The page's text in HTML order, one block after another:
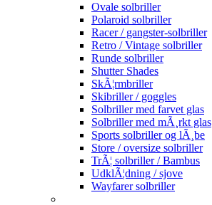
Ovale solbriller
Polaroid solbriller
Racer / gangster-solbriller
Retro / Vintage solbriller
Runde solbriller
Shutter Shades
SkÃ¦rmbriller
Skibriller / goggles
Solbriller med farvet glas
Solbriller med mÃ¸rkt glas
Sports solbriller og lÃ¸be
Store / oversize solbriller
TrÃ¦ solbriller / Bambus
UdklÃ¦dning / sjove
Wayfarer solbriller